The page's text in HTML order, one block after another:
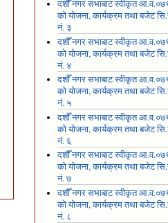
दशौँ नगर सभाबाट स्वीकृत
को योजना, कार्यक्रम तथा बजेट
नं. ३
दशौँ नगर सभाबाट स्वीकृत
को योजना, कार्यक्रम तथा बजेट
नं. ४
दशौँ नगर सभाबाट स्वीकृत
को योजना, कार्यक्रम तथा बजेट
नं. ५
दशौँ नगर सभाबाट स्वीकृत
को योजना, कार्यक्रम तथा बजेट
नं. ६
दशौँ नगर सभाबाट स्वीकृत
को योजना, कार्यक्रम तथा बजेट
नं. ७
दशौँ नगर सभाबाट स्वीकृत
को योजना, कार्यक्रम तथा बजेट
नं. ८